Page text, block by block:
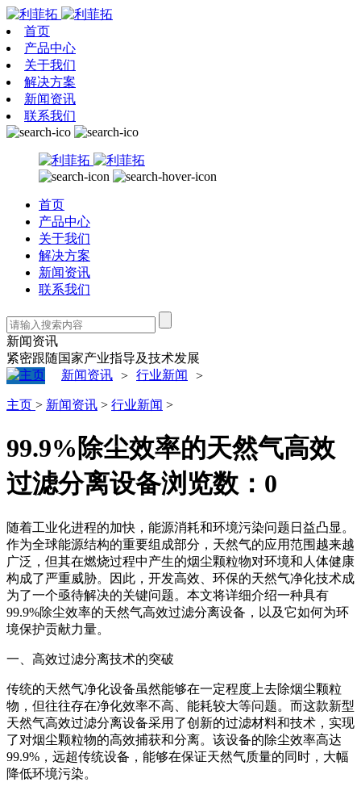
首页
产品中心
关于我们
解决方案
新闻资讯
联系我们
首页
产品中心
关于我们
解决方案
新闻资讯
联系我们
新闻资讯
紧密跟随国家产业指导及技术发展
新闻资讯 > 行业新闻 >
主页 > 新闻资讯 > 行业新闻 >
99.9%除尘效率的天然气高效
过滤分离设备浏览数： 0
随着工业化进程的加快，能源消耗和环境污染问题日益凸显。
作为全球能源结构的重要组成部分，天然气的应用范围越来越
广泛，但其在燃烧过程中产生的烟尘颗粒物对环境和人体健康
构成了严重威胁。因此，开发高效、环保的天然气净化技术成
为了一个亟待解决的关键问题。本文将详细介绍一种具有
99.9%除尘效率的天然气高效过滤分离设备，以及它如何为环
境保护贡献力量。
一、高效过滤分离技术的突破
传统的天然气净化设备虽然能够在一定程度上去除烟尘颗粒
物，但往往存在净化效率不高、能耗较大等问题。而这款新型
天然气高效过滤分离设备采用了创新的过滤材料和技术，实现
了对烟尘颗粒物的高效捕获和分离。该设备的除尘效率高达
99.9%，远超传统设备，能够在保证天然气质量的同时，大幅
降低环境污染。